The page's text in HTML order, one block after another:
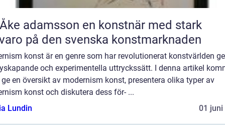
en konstnär med stark
på den svenska konstmarknaden
konst är en genre som har revolutionerat konstvärlden
och experimentella uttryckssätt. I denna artikel
en översikt av modernism konst, presentera olika typer av
konst och diskutera dess för- ...
Lundin
01 juni